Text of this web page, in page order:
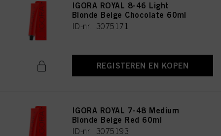
IGORA ROYAL 8-46 Light
Blonde Beige Chocolate 60ml
ID-nr. 3075171
REGISTEREN EN KOPEN
IGORA ROYAL 7-48 Medium
Blonde Beige Red 60ml
ID-nr. 3075193